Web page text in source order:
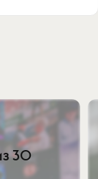
30